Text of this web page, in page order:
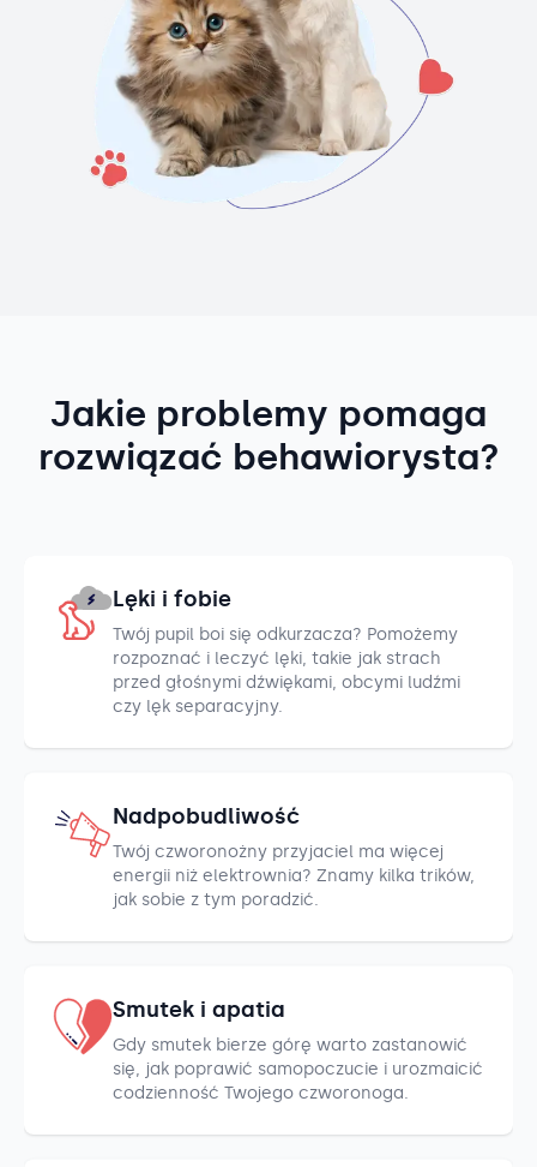
Jakie problemy pomaga
rozwiązać behawiorysta?
Lęki i fobie
Twój pupil boi się odkurzacza? Pomożemy
rozpoznać i leczyć lęki, takie jak strach
przed głośnymi dźwiękami, obcymi ludźmi
czy lęk separacyjny.
Nadpobudliwość
Twój czworonożny przyjaciel ma więcej
energii niż elektrownia? Znamy kilka trików,
jak sobie z tym poradzić.
Smutek i apatia
Gdy smutek bierze górę warto zastanowić
się, jak poprawić samopoczucie i urozmaicić
codzienność Twojego czworonoga.